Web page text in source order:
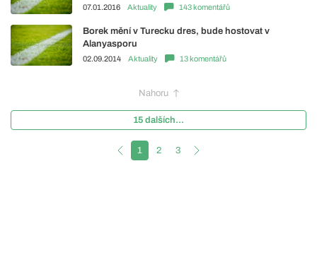
07.01.2016 Aktuality 143 komentářů
Borek mění v Turecku dres, bude hostovat v
Alanyasporu
02.09.2014 Aktuality 13 komentářů
Nahoru
15 dalších...
1 2 3